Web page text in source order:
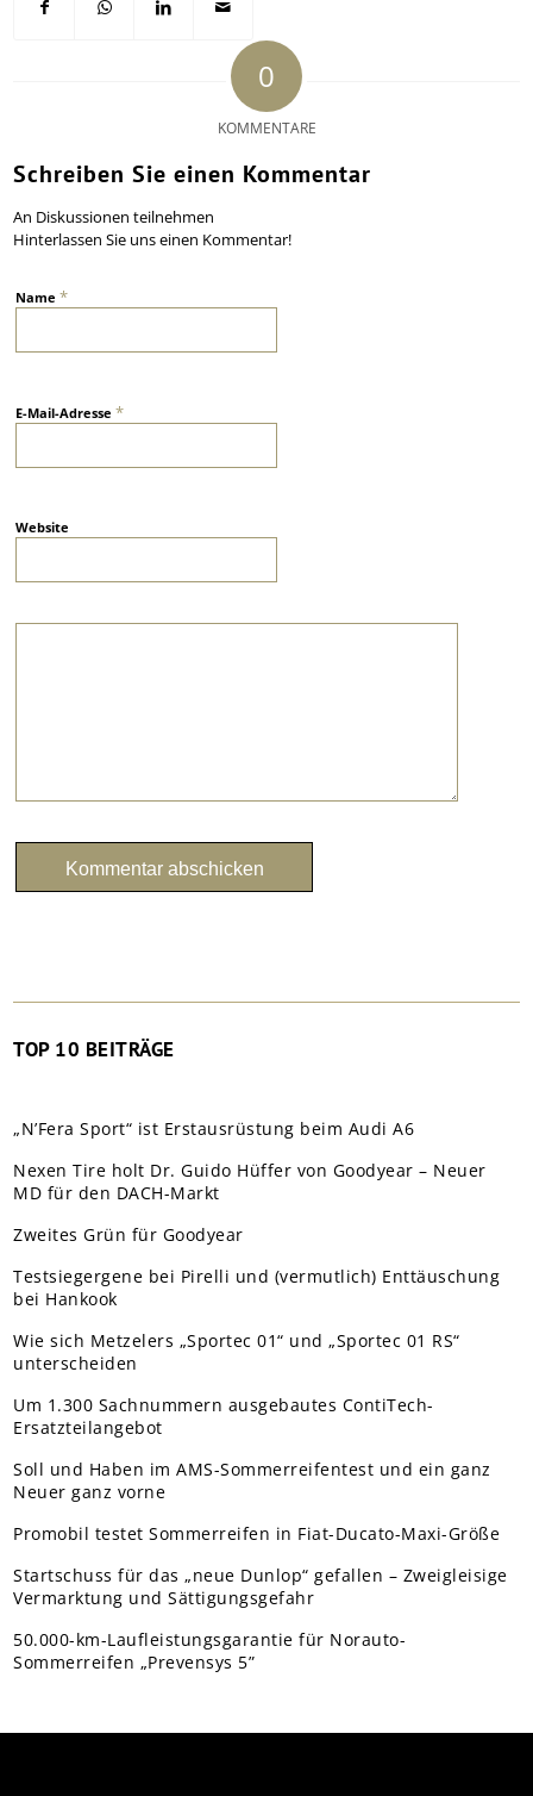
0
KOMMENTARE
Schreiben Sie einen Kommentar
An Diskussionen teilnehmen
Hinterlassen Sie uns einen Kommentar!
Name*
E-Mail-Adresse*
Website
TOP 10 BEITRÄGE
„N’Fera Sport“ ist Erstausrüstung beim Audi A6
Nexen Tire holt Dr. Guido Hüffer von Goodyear – Neuer
MD für den DACH-Markt
Zweites Grün für Goodyear
Testsiegergene bei Pirelli und (vermutlich) Enttäuschung
bei Hankook
Wie sich Metzelers „Sportec 01“ und „Sportec 01 RS“
unterscheiden
Um 1.300 Sachnummern ausgebautes ContiTech-
Ersatzteilangebot
Soll und Haben im AMS-Sommerreifentest und ein ganz
Neuer ganz vorne
Promobil testet Sommerreifen in Fiat-Ducato-Maxi-Größe
Startschuss für das „neue Dunlop“ gefallen – Zweigleisige
Vermarktung und Sättigungsgefahr
50.000-km-Laufleistungsgarantie für Norauto-
Sommerreifen „Prevensys 5”